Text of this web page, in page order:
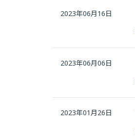
2023年06月16日
2023年06月06日
2023年01月26日